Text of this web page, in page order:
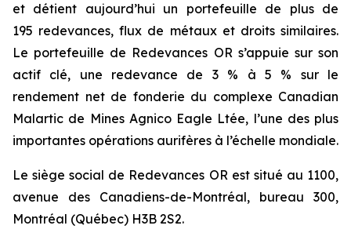
et détient aujourd’hui un portefeuille de plus de
195 redevances, flux de métaux et droits similaires.
Le portefeuille de Redevances OR s’appuie sur son
actif clé, une redevance de 3 % à 5 % sur le
rendement net de fonderie du complexe Canadian
Malartic de Mines Agnico Eagle Ltée, l’une des plus
importantes opérations aurifères à l’échelle mondiale.
Le siège social de Redevances OR est situé au 1100,
avenue des Canadiens-de-Montréal, bureau 300,
Montréal (Québec) H3B 2S2.